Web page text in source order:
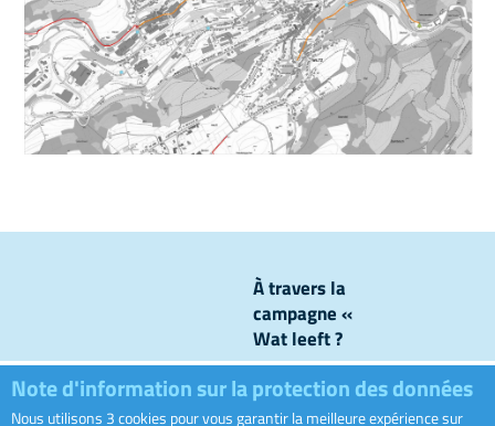
Note d'information sur la protection des données
Nous utilisons 3 cookies pour vous garantir la meilleure expérience sur
À travers la
campagne «
Wat leeft ?
», nous
levons le
voile sur ce